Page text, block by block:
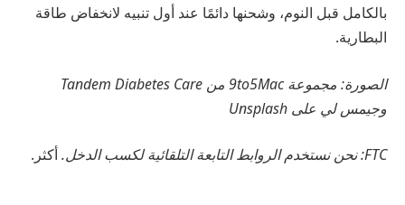
بالكامل قبل النوم، وشحنها دائمًا عند أول تنبيه لانخفاض طاقة
البطارية.
الصورة: مجموعة 9to5Mac من Tandem Diabetes Care
وجيمس لي على Unsplash
FTC: نحن نستخدم الروابط التابعة التلقائية لكسب الدخل. أكثر.